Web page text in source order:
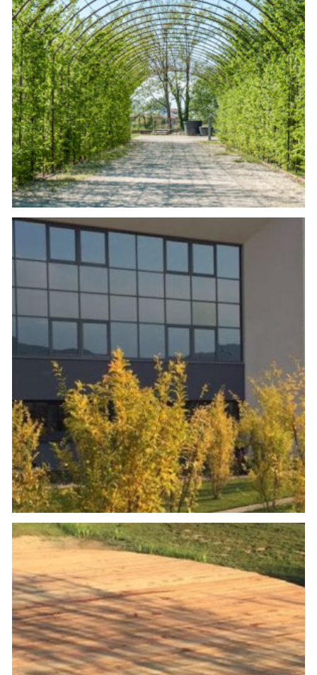
Progetto di: Domenico Luciani